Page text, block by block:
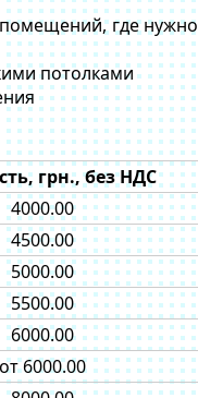
где нужно
потолками
грн., без НДС
4000.00
4500.00
5000.00
5500.00
6000.00
от 6000.00